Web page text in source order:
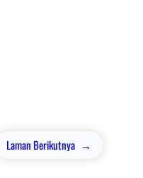
Laman Berikutnya →